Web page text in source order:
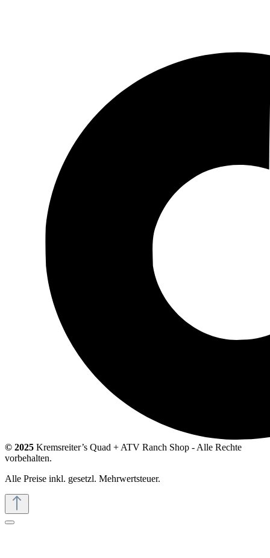
© 2025 Kremsreiter’s Quad + ATV Ranch Shop - Alle Rechte
vorbehalten.
Alle Preise inkl. gesetzl. Mehrwertsteuer.